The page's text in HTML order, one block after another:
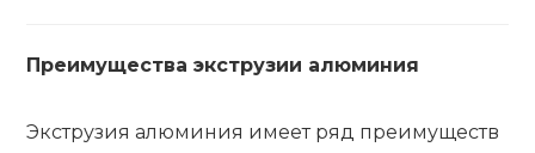
Преимущества экструзии алюминия
Экструзия алюминия имеет ряд преимуществ